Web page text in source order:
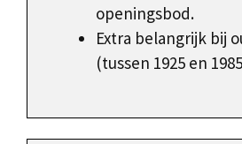
openingsbod.
Extra belangrijk bij
(tussen 1925 en